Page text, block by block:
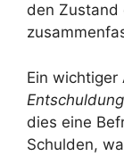
den Zustand
Ein
Entschuldung
dies eine
Schulden,